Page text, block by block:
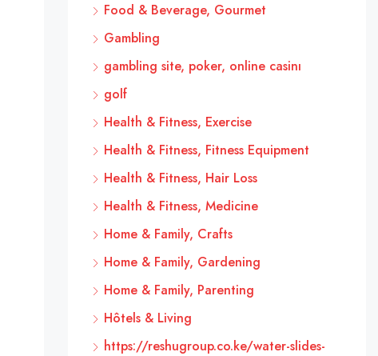
Food & Beverage, Gourmet
Gambling
gambling site, poker, online casinı
golf
Health & Fitness, Exercise
Health & Fitness, Fitness Equipment
Health & Fitness, Hair Loss
Health & Fitness, Medicine
Home & Family, Crafts
Home & Family, Gardening
Home & Family, Parenting
Hôtels & Living
https://reshugroup.co.ke/water-slides-